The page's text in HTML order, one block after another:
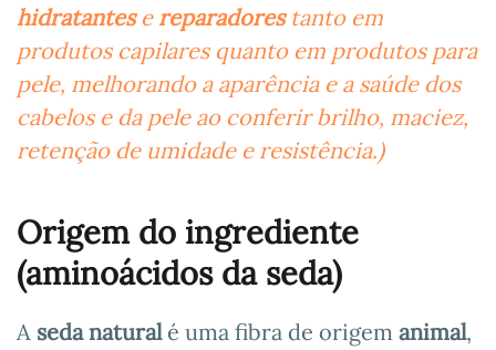
hidratantese reparadorestanto em
produtos capilares quanto em produtos para
pele, melhorando a aparência e a saúde dos
cabelos e da pele ao conferir brilho, maciez,
retenção de umidade e resistência.)
Origem do ingrediente
(aminoácidos da seda)
A seda naturalé uma fibra de origem animal,